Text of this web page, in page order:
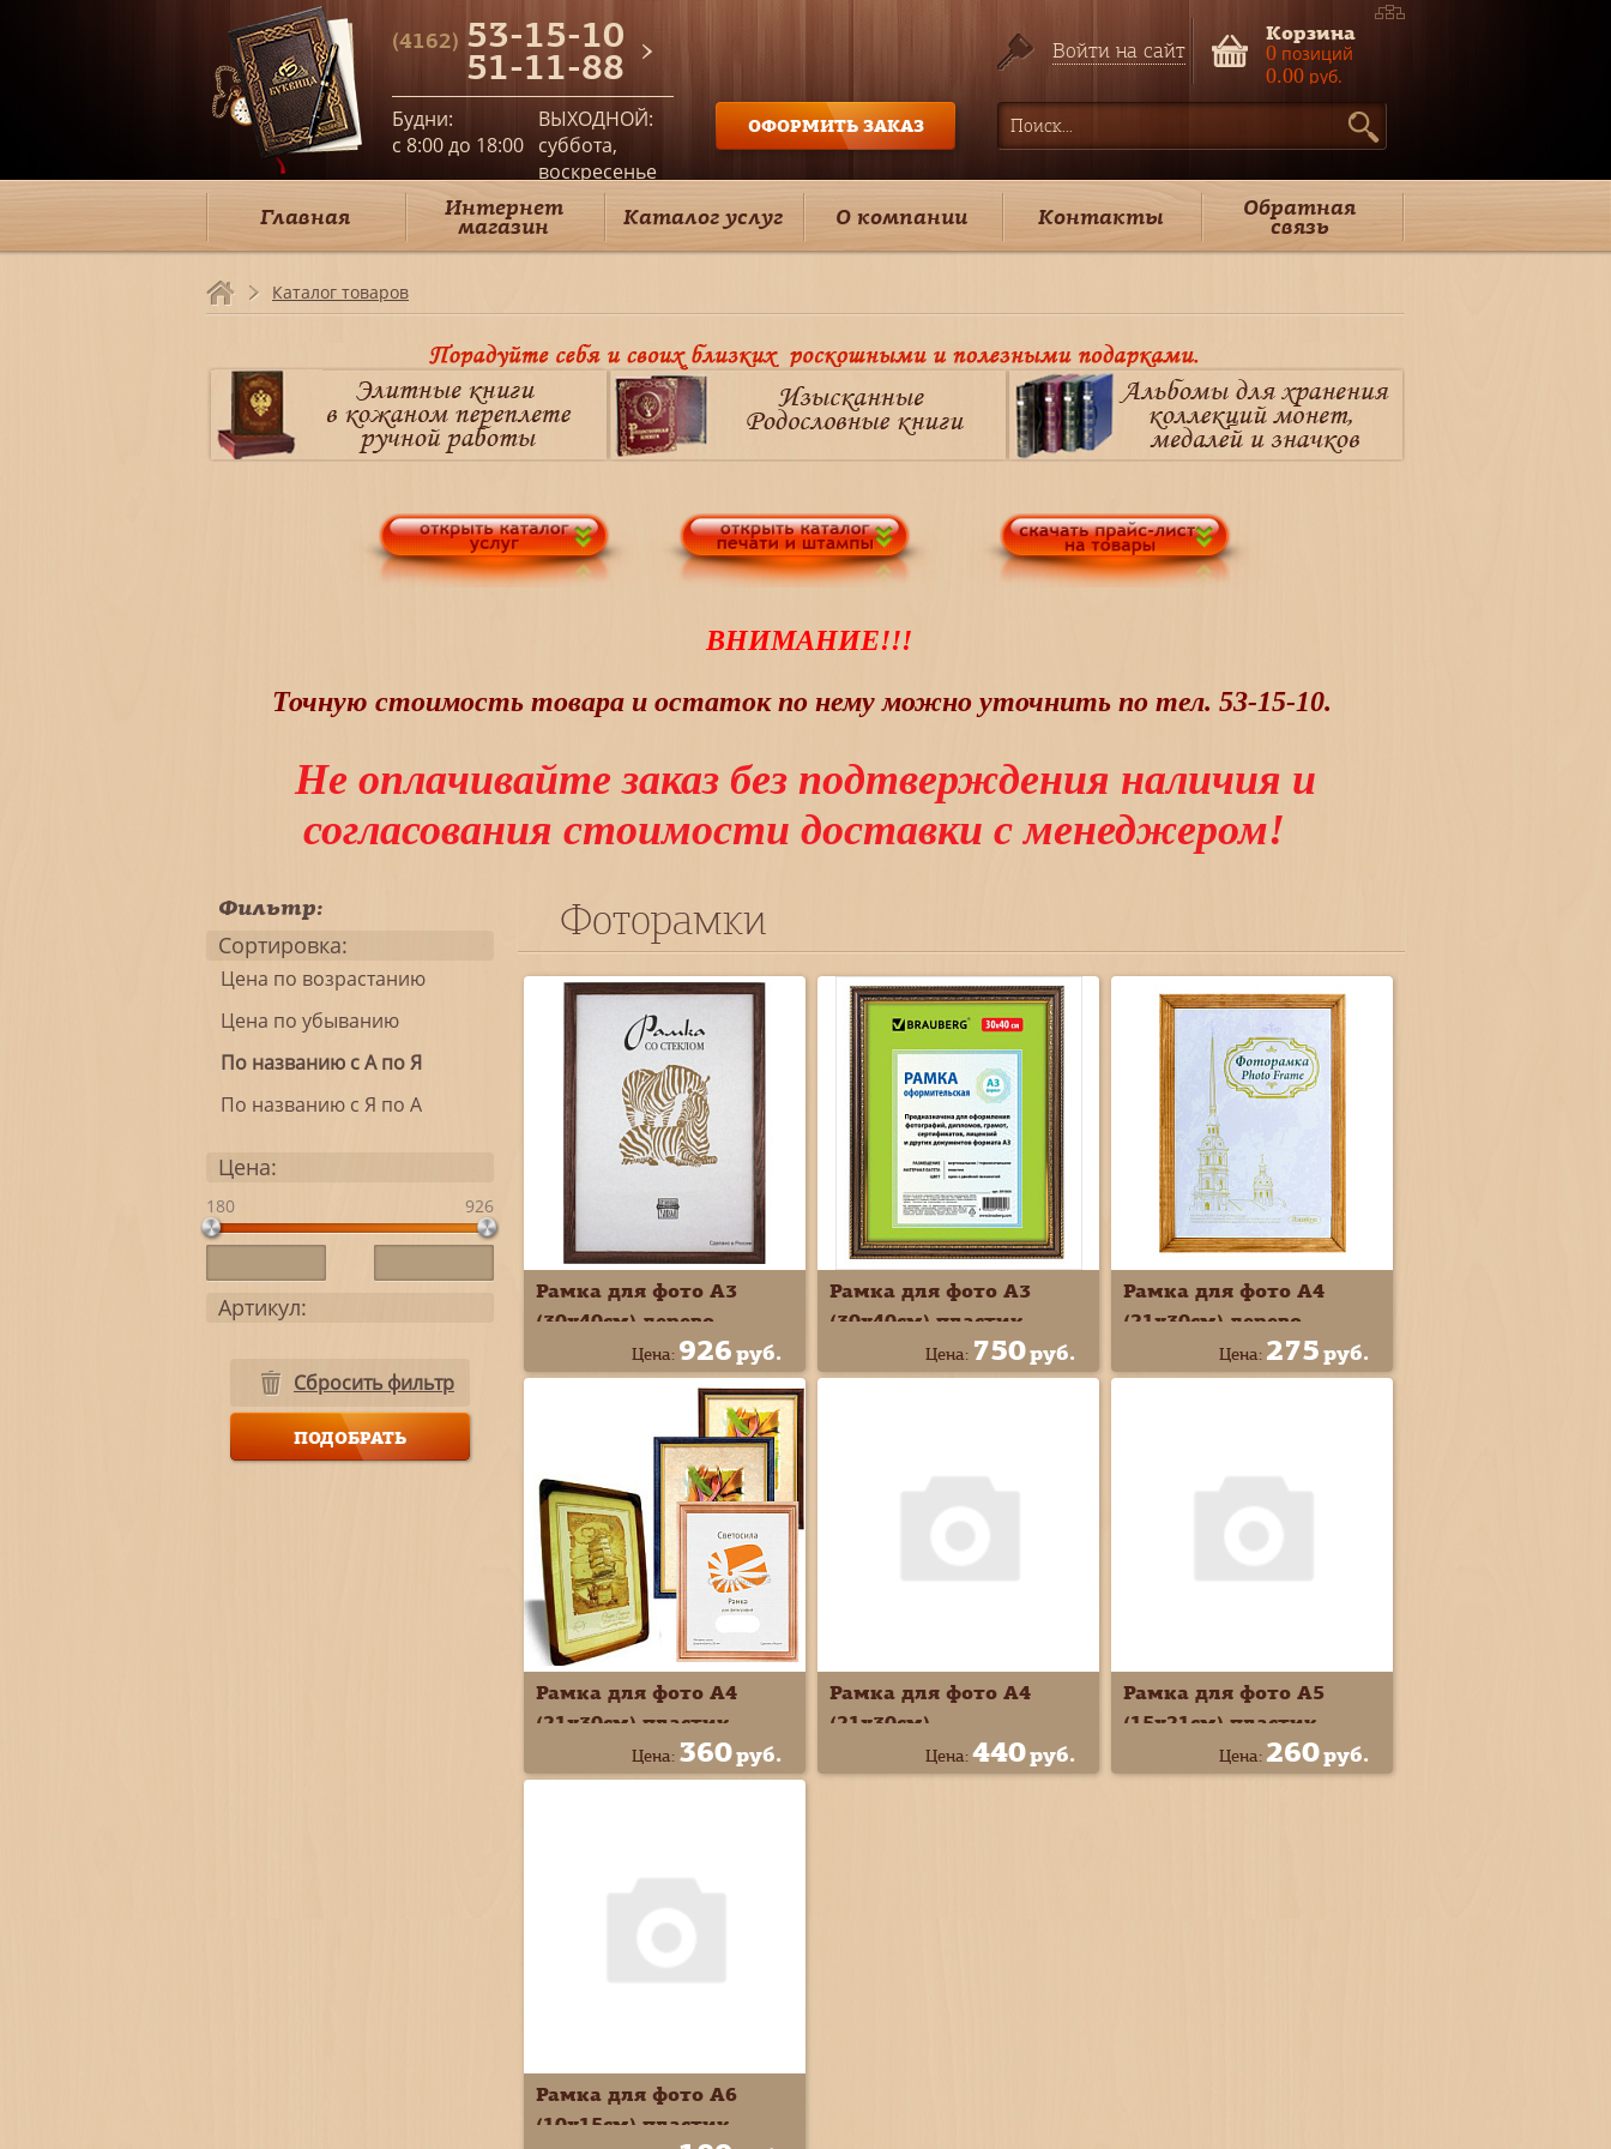
(4162) 53-15-10
51-11-88
Будни:
c 8:00 до 18:00
ВЫХОДНОЙ:
суббота,
воскресенье
ОФОРМИТЬ ЗАКАЗ
Войти на сайт
Корзина
0 позиций
0.00 руб.
Главная Интернет
магазин Каталог услуг О компании Контакты Обратная
связь
Каталог товаров
ВНИМАНИЕ!!!
Точную стоимость товара и остаток по нему можно уточнить по тел. 53-15-10.
Не оплачивайте заказ без подтверждения наличия и
согласования стоимости доставки с менеджером!
Фильтр:
Сортировка:
Цена по возрастанию
Цена по убыванию
По названию с А по Я
По названию с Я по А
Цена:
180 926
Артикул:
Сбросить фильтр
Фоторамки
Рамка для фото А3
(30х40см) дерево
Цена: 926руб.
Рамка для фото А3
(30х40см) пластик
Цена: 750руб.
Рамка для фото А4
(21х30см) дерево
Цена: 275руб.
Рамка для фото А4
(21х30см) пластик
Цена: 360руб.
Рамка для фото А4
(21х30см)
художественная
пластик
Цена:440руб.
Рамка для фото А5
(15х21см) пластик
Цена: 260руб.
Рамка для фото А6
(10х15см) пластик